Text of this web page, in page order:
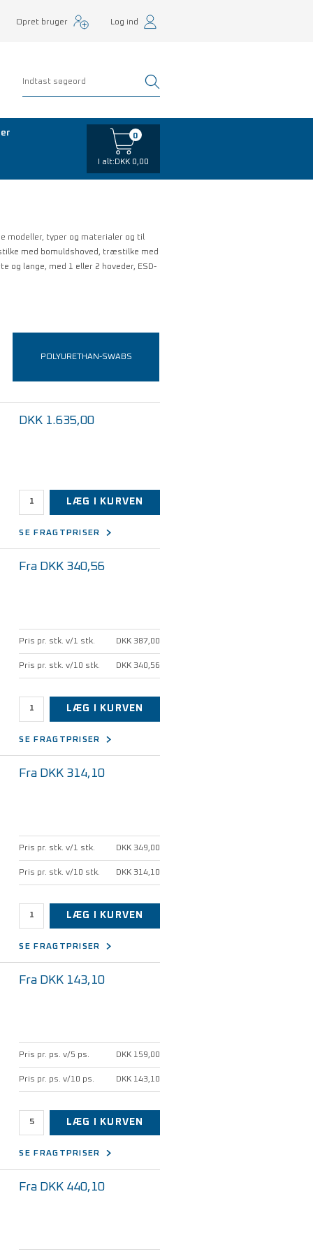
Opret bruger Log ind
0
I alt: DKK 0,00
modeller, typer og materialer og til
med bomuldshoved, træstilke med
og lange, med 1 eller 2 hoveder, ESD-
POLYURETHAN-SWABS
DKK 1.635,00
LÆG I KURVEN
SE FRAGTPRISER
Fra DKK 340,56
Pris pr. stk. v/1 stk. DKK 387,00
Pris pr. stk. v/10 stk. DKK 340,56
LÆG I KURVEN
SE FRAGTPRISER
Fra DKK 314,10
Pris pr. stk. v/1 stk. DKK 349,00
Pris pr. stk. v/10 stk. DKK 314,10
LÆG I KURVEN
SE FRAGTPRISER
Fra DKK 143,10
Pris pr. ps. v/5 ps. DKK 159,00
Pris pr. ps. v/10 ps. DKK 143,10
LÆG I KURVEN
SE FRAGTPRISER
Fra DKK 440,10